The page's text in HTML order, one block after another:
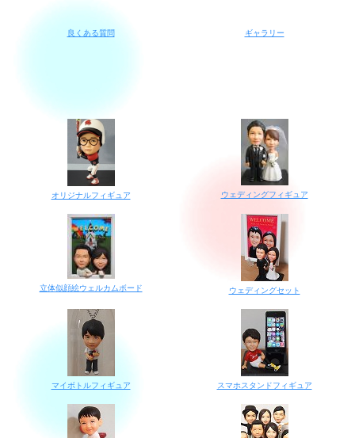
良くある質問 ギャラリー
オリジナルフィギュア ウェディングフィギュア
立体似顔絵ウェルカムボード ウェディングセット
マイボトルフィギュア スマホスタンドフィギュア